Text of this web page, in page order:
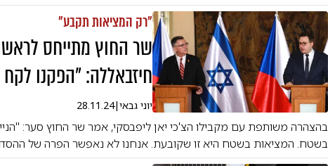
"רק המציאות תקבע"
שר החוץ מתייחס
חיזבאללה: "הפקנו לקח מה-7
יוני גבאי|
28.11.24
בהצהרה משותפת עם מקבילו הצ'כי יאן ליפבסקי, אמר שר החוץ סער:
בשטח. המציאות בשטח היא זו שקובעת. אנחנו לא נאפשר הפרה של